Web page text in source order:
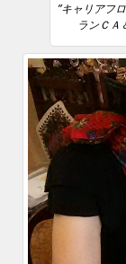
”キャリアフ
ランＣＡ